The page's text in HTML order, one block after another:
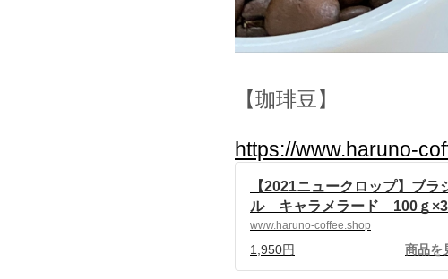
【珈琲豆】
https://www.haruno-
【2021ニュークロップ】ブラ
ル キャラメラード 100ｇ
| 自家焙煎珈琲 ハルノ珈琲
ered by BASE
www.haruno-coffee.shop
1,950円 商品を